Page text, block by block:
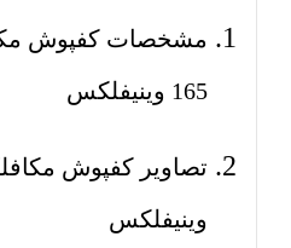
165 وینیفلکس
وینیفلکس